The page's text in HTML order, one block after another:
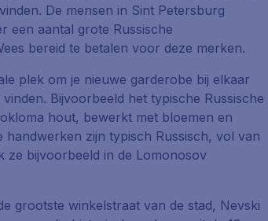
De mensen in Sint Petersburg
een aantal grote Russische
bereid te betalen voor deze merken.
plek om je nieuwe garderobe bij elkaar
Bijvoorbeeld het typische Russische
hout, bewerkt met bloemen en
handwerken zijn typisch Russisch, vol van
ze bijvoorbeeld in de Lomonosov
grootste winkelstraat van de stad, Nevski